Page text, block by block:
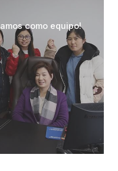
como equipo!